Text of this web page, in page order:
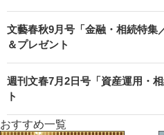
文藝春秋9月号「金融・相続特集
＆プレゼント
週刊文春7月2日号「資産運用・
ト
おすすめ一覧